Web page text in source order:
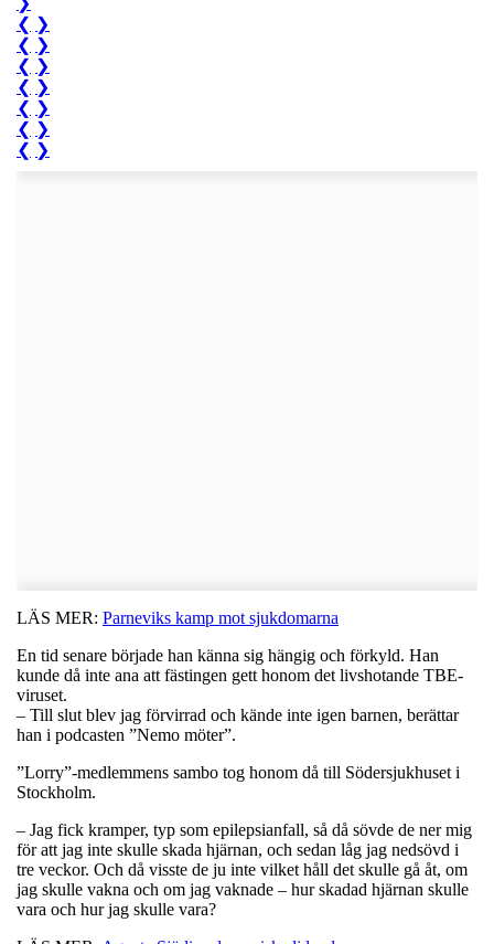
❮ ❯
❮ ❯
❮ ❯
❮ ❯
❮ ❯
❮ ❯
❮ ❯
LÄS MER: Parneviks kamp mot sjukdomarna
En tid senare började han känna sig hängig och förkyld. Han
kunde då inte ana att fästingen gett honom det livshotande TBE-
viruset.
– Till slut blev jag förvirrad och kände inte igen barnen, berättar
han i podcasten ”Nemo möter”.
”Lorry”-medlemmens sambo tog honom då till Södersjukhuset i
Stockholm.
– Jag fick kramper, typ som epilepsianfall, så då sövde de ner mig
för att jag inte skulle skada hjärnan, och sedan låg jag nedsövd i
tre veckor. Och då visste de ju inte vilket håll det skulle gå åt, om
jag skulle vakna och om jag vaknade – hur skadad hjärnan skulle
vara och hur jag skulle vara?